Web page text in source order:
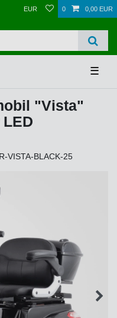
EUR 0 0,00 EUR
☰
"Vista"
VISTA-BLACK-25